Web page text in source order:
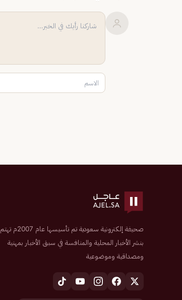
صحيفة إلكترونية سعودية تم تأسيسها عام 2007م تهتم
بنشر الأخبار المحلية والمنافسة في سبق الأخبار بمهنية
ومصداقية وموضوعية